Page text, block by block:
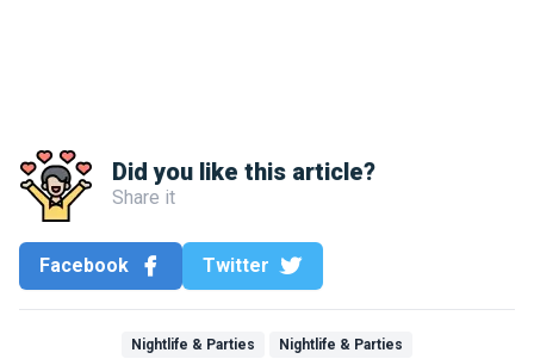
Did you like this article?
Share it
Facebook Twitter
Nightlife & Parties Nightlife & Parties